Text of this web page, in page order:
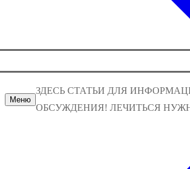
Меню
ЗДЕСЬ СТАТЬИ ДЛЯ
ОБСУЖДЕНИЯ! ЛЕЧИТЬСЯ